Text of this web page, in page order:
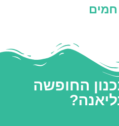
החופשה